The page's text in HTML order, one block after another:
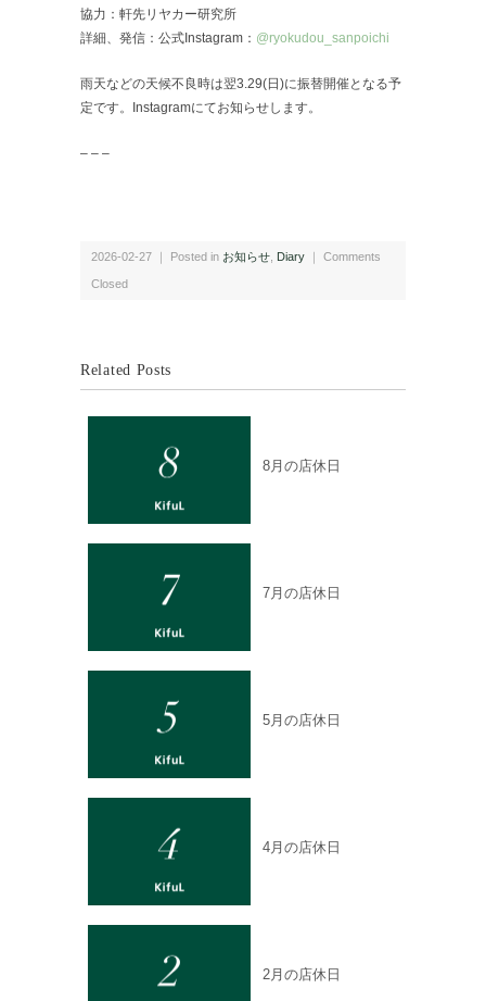
協力：軒先リヤカー研究所
詳細、発信：公式Instagram： @ryokudou_sanpoichi
雨天などの天候不良時は翌3.29(日)に振替開催となる予
定です。Instagramにてお知らせします。
– – –
2026-02-27 ｜ Posted in お知らせ Diary ｜ Comments
Closed
Related Posts
8月の店休日
7月の店休日
5月の店休日
4月の店休日
2月の店休日